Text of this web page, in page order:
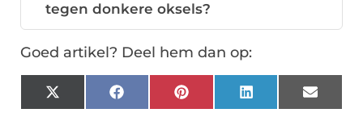
tegen donkere oksels?
Goed artikel? Deel hem dan op:
X
(Twitter)
FacebookPinterestLinkedInEmail